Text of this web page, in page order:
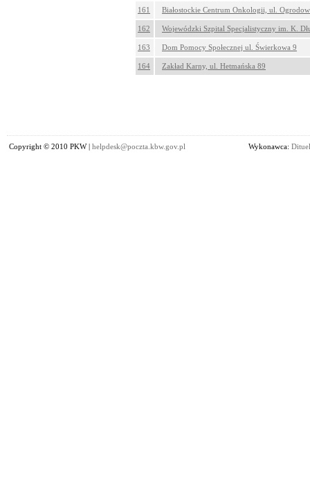
161
Białostockie Centrum Onkologii, ul.
162 Wojewódzki Szpital Specjalistyczny im. K.
163 Dom Pomocy Społecznej ul. Świerkowa 9
164 Zakład Karny, ul. Hetmańska 89
Copyright © 2010 PKW | helpdesk@poczta.kbw.gov.pl Wykonawca: